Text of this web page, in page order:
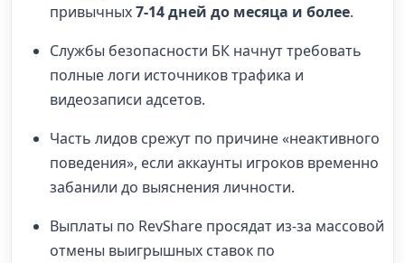
привычных7-14 дней до месяца и более.
Службы безопасности БК начнут требовать
полные логи источников трафика и
видеозаписи адсетов.
Часть лидов срежут по причине «неактивного
поведения», если аккаунты игроков временно
забанили до выяснения личности.
Выплаты по RevShare просядат из-за массовой
отмены выигрышных ставок по